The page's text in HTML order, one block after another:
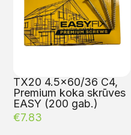
TX20 4.5×60/36 C4,
Premium koka skrūves
EASY (200 gab.)
€7.83